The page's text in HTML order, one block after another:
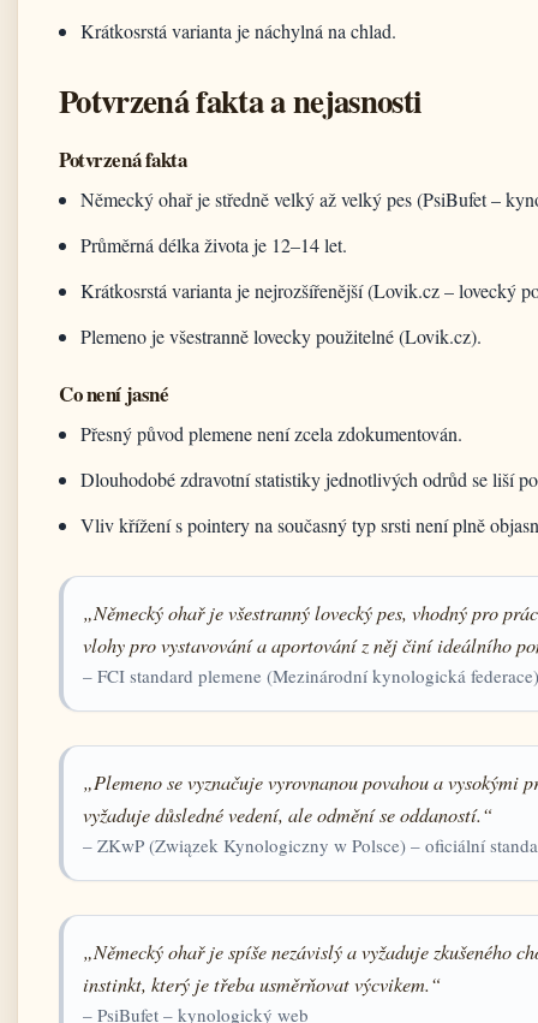
Krátkosrstá varianta je náchylná na chlad.
Potvrzená fakta a nejasnosti
Potvrzená fakta
Německý ohař je středně velký až velký pes (PsiBufet –
Průměrná délka života je 12–14 let.
Krátkosrstá varianta je nejrozšířenější (Lovik.cz – lovecký
Plemeno je všestranně lovecky použitelné (Lovik.cz).
Co není jasné
Přesný původ plemene není zcela zdokumentován.
Dlouhodobé zdravotní statistiky jednotlivých odrůd se liší
Vliv křížení s pointery na současný typ srsti není plně
„Německý ohař je všestranný lovecký pes, vhodný pro
vlohy pro vystavování a aportování z něj činí ideálního
– FCI standard plemene (Mezinárodní kynologická federace)
„Plemeno se vyznačuje vyrovnanou povahou a vysokými
vyžaduje důsledné vedení, ale odmění se oddaností.“
– ZKwP (Związek Kynologiczny w Polsce) – oficiální
„Německý ohař je spíše nezávislý a vyžaduje zkušeného
instinkt, který je třeba usměrňovat výcvikem.“
– PsiBufet – kynologický web